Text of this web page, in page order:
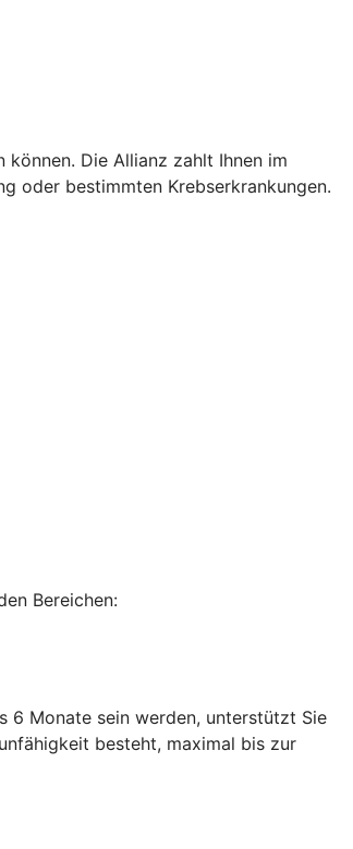
Die Allianz zahlt Ihnen im
oder bestimmten Krebserkrankungen.
Bereichen:
6 Monate sein werden, unterstützt Sie
besteht, maximal bis zur